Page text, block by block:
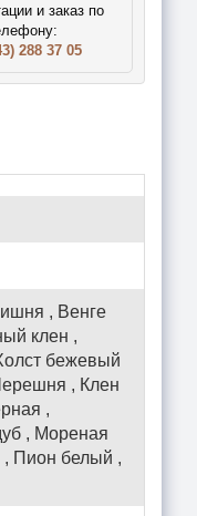
и заказ по
288 37 05
, Венге
клен ,
бежевый
, Клен
,
, Мореная
, Пион белый ,